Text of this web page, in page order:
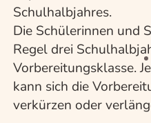
Schulhalbjahres.
Die Schülerinnen und
Regel drei
Vorbereitungsklasse.
kann sich die
verkürzen oder